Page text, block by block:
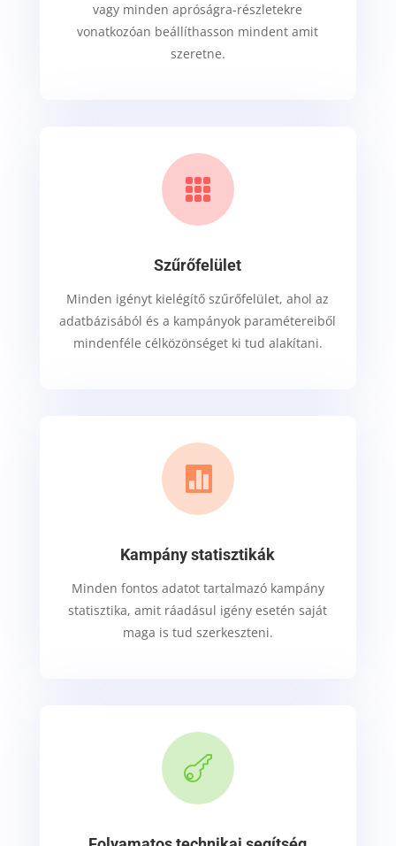
vagy minden apróságra-részletekre
vonatkozóan beállíthasson mindent amit
szeretne.

Szűrőfelület
Minden igényt kielégítő szűrőfelület, ahol az
adatbázisából és a kampányok paramétereiből
mindenféle célközönséget ki tud alakítani.

Kampány statisztikák
Minden fontos adatot tartalmazó kampány
statisztika, amit ráadásul igény esetén saját
maga is tud szerkeszteni.
